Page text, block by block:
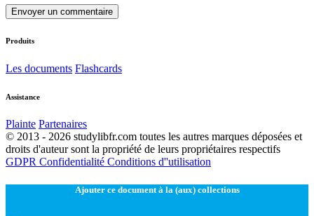
Envoyer un commentaire
Produits
Les documents Flashcards
Assistance
Plainte Partenaires
© 2013 - 2026 studylibfr.com toutes les autres marques déposées et
droits d'auteur sont la propriété de leurs propriétaires respectifs
GDPR Confidentialité Conditions d''utilisation
Ajouter ce document à la (aux) collections